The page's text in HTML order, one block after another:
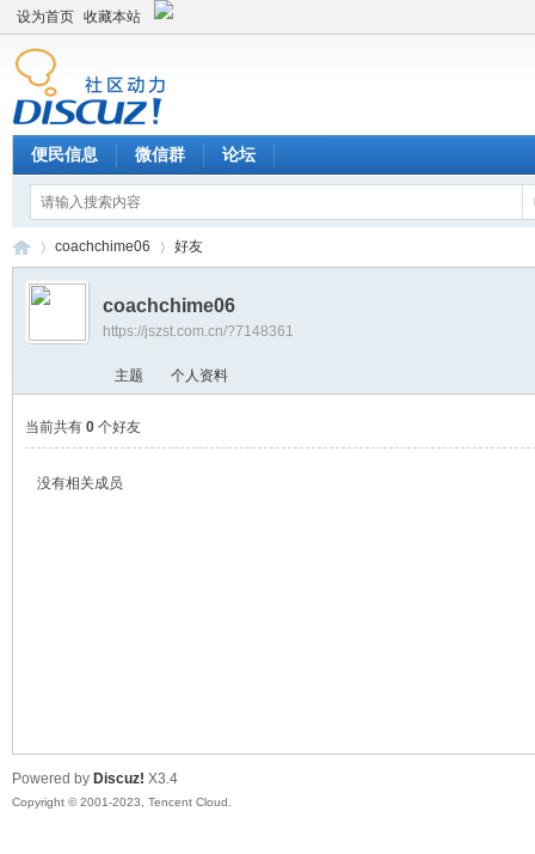
设为首页 收藏本站
便民信息 微信群 论坛
›
coachchime06 好友
coachchime06
https://jszst.com.cn/?7148361
主题 个人资料
当前共有 0个好友
没有相关成员
Powered by Discuz! X3.4
Copyright © 2001-2023, Tencent Cloud.